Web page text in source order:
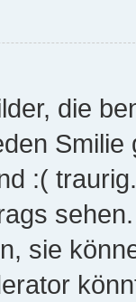
die
:(
sie